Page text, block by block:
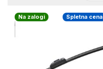
Na zalogi Spletna cena